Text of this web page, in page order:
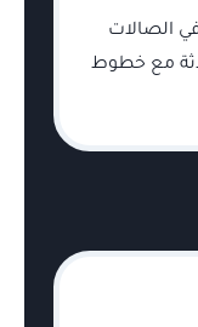
الصالات
مع خطوط